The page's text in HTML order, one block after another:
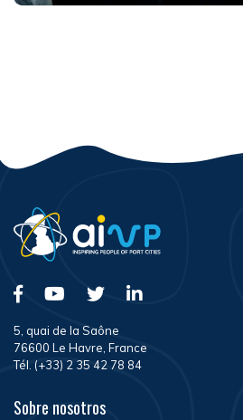
5, quai de la Saône
76600 Le Havre, France
Tél. (+33) 2 35 42 78 84
Sobre nosotros